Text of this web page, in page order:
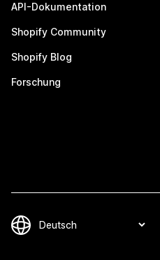
API-Dokumentation
Shopify Community
Shopify Blog
Forschung